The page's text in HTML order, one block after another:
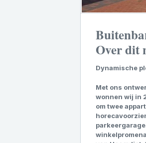
Over dit
Dynamische
Met ons
wonnen wij in
om twee